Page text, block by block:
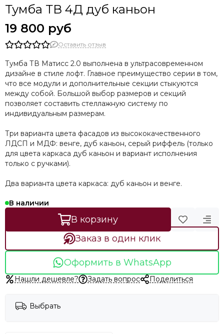
Тумба ТВ 4Д дуб каньон
19 800 руб
Оставить отзыв
Тумба ТВ Матисс 2.0 выполнена в ультрасовременном
дизайне в стиле лофт. Главное преимущество серии в том,
что все модули и дополнительные секции стыкуются
между собой. Большой выбор размеров и секций
позволяет составить стеллажную систему по
индивидуальным размерам.
Три варианта цвета фасадов из высококачественного
ЛДСП и МДФ: венге, дуб каньон, серый риффель (только
для цвета каркаса дуб каньон и вариант исполнения
только с ручками).
Два варианта цвета каркаса: дуб каньон и венге.
В наличии
В корзину
Заказ в один клик
Оформить в WhatsApp
Нашли дешевле? Задать вопрос Поделиться
Выбрать